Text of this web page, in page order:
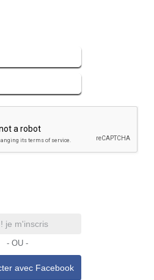
je m'inscris
- OU -
avec Facebook